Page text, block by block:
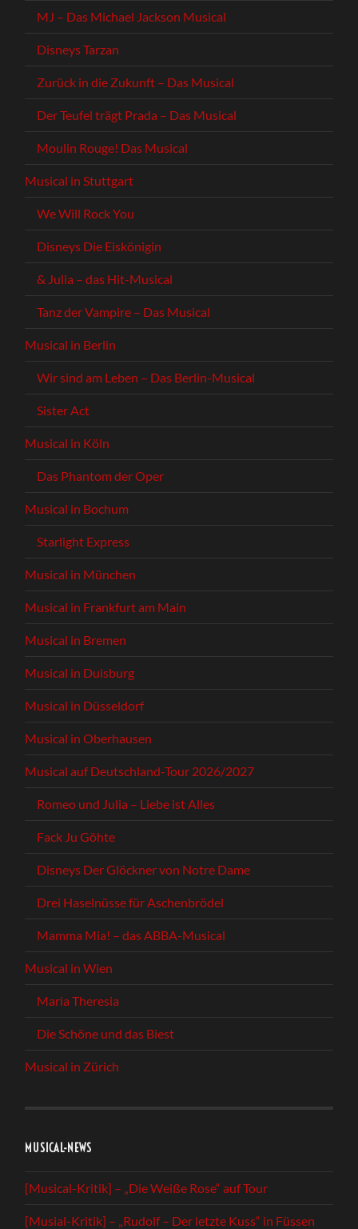
MJ – Das Michael Jackson Musical
Disneys Tarzan
Zurück in die Zukunft – Das Musical
Der Teufel trägt Prada – Das Musical
Moulin Rouge! Das Musical
Musical in Stuttgart
We Will Rock You
Disneys Die Eiskönigin
& Julia – das Hit-Musical
Tanz der Vampire – Das Musical
Musical in Berlin
Wir sind am Leben – Das Berlin-Musical
Sister Act
Musical in Köln
Das Phantom der Oper
Musical in Bochum
Starlight Express
Musical in München
Musical in Frankfurt am Main
Musical in Bremen
Musical in Duisburg
Musical in Düsseldorf
Musical in Oberhausen
Musical auf Deutschland-Tour 2026/2027
Romeo und Julia – Liebe ist Alles
Fack Ju Göhte
Disneys Der Glöckner von Notre Dame
Drei Haselnüsse für Aschenbrödel
Mamma Mia! – das ABBA-Musical
Musical in Wien
Maria Theresia
Die Schöne und das Biest
Musical in Zürich
MUSICAL-NEWS
[Musical-Kritik] – „Die Weiße Rose“ auf Tour
[Musial-Kritik] – „Rudolf – Der letzte Kuss“ in Füssen